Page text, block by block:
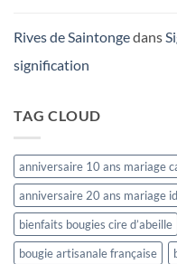
Rives de Saintongedans
signification
TAG CLOUD
anniversaire 10 ans mariage
anniversaire 20 ans mariage
bienfaits bougies cire d’abeille
bougie artisanale française